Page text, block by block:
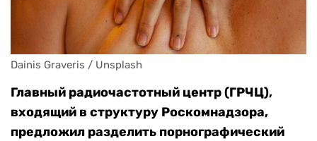
Dainis Graveris / Unsplash
Главный радиочастотный центр (ГРЧЦ),
входящий в структуру Роскомнадзора,
предложил разделить порнографический